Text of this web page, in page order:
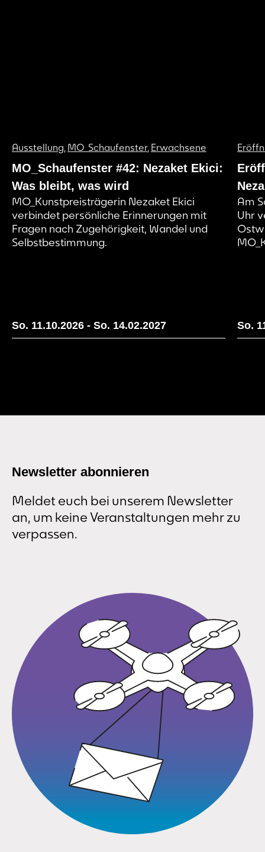
Ausstellung, MO_Schaufenster, Erwachsene
MO_Schaufenster #42: Nezaket Ekici:
Was bleibt, was wird
MO_Kunstpreisträgerin Nezaket Ekici
verbindet persönliche Erinnerungen mit
Fragen nach Zugehörigkeit, Wandel und
Selbstbestimmung.
So. 11.10.2026 - So. 14.02.2027
Am
Uhr
So.
Newsletter abonnieren
Meldet euch bei unserem Newsletter
an, um keine Veranstaltungen mehr zu
verpassen.